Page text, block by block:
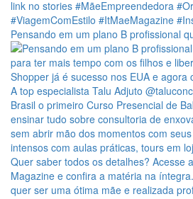
Pensando em um plano B profissional